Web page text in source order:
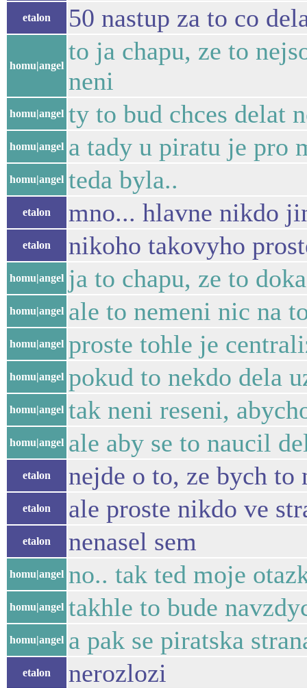
etalon 50 nastup za to co
homu|angel
to ja chapu, ze to
neni
homu|angel ty to bud chces delat
homu|angel a tady u piratu je pro
homu|angel teda byla..
etalon mno... hlavne nikdo
etalon nikoho takovyho
homu|angel ja to chapu, ze to
homu|angel ale to nemeni nic na
homu|angel proste tohle je
homu|angel pokud to nekdo dela
homu|angel tak neni reseni,
homu|angel ale aby se to naucil
etalon nejde o to, ze bych to
etalon ale proste nikdo ve
etalon nenasel sem
homu|angel no.. tak ted moje
homu|angel takhle to bude
homu|angel a pak se piratska
etalon nerozlozi